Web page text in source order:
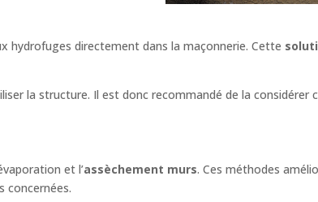
hydrofuges directement dans la maçonnerie. Cette
la structure. Il est donc recommandé de la considérer
et l’assèchement murs. Ces méthodes
concernées.